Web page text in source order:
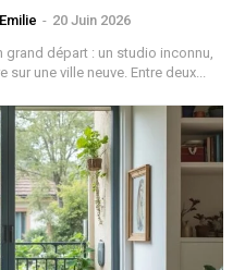
Emilie - 20 Juin 2026
grand départ : un studio inconnu,
une ville neuve. Entre deux...